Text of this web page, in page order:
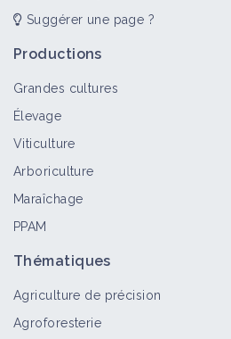
Suggérer une page ?
Productions
Grandes cultures
Élevage
Viticulture
Arboriculture
Maraîchage
PPAM
Thématiques
Agriculture de précision
Agroforesterie